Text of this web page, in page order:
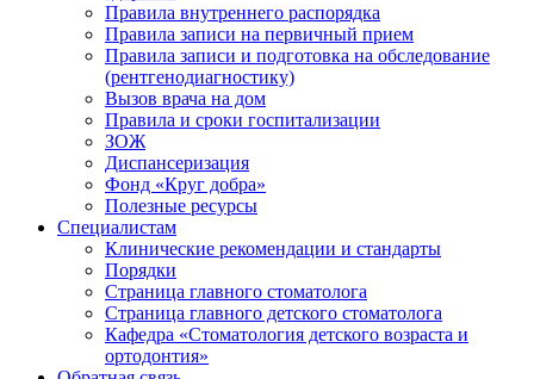
Правила внутреннего распорядка
Правила записи на первичный прием
Правила записи и подготовка на обследование
(рентгенодиагностику)
Вызов врача на дом
Правила и сроки госпитализации
ЗОЖ
Диспансеризация
Фонд «Круг добра»
Полезные ресурсы
Специалистам
Клинические рекомендации и стандарты
Порядки
Страница главного стоматолога
Страница главного детского стоматолога
Кафедра «Стоматология детского возраста и
ортодонтия»